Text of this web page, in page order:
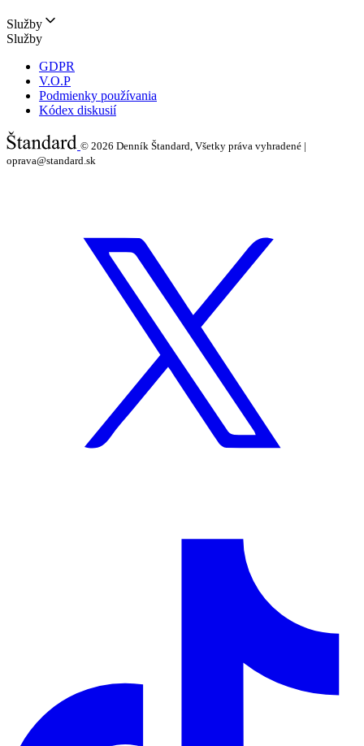
Služby
Služby
GDPR
V.O.P
Podmienky používania
Kódex diskusií
© 2026 Denník Štandard, Všetky práva vyhradené |
oprava@standard.sk